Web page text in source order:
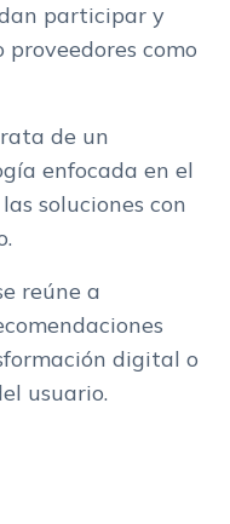
participar y
como
de un
enfocada en el
soluciones con
reúne a
digital o
usuario.